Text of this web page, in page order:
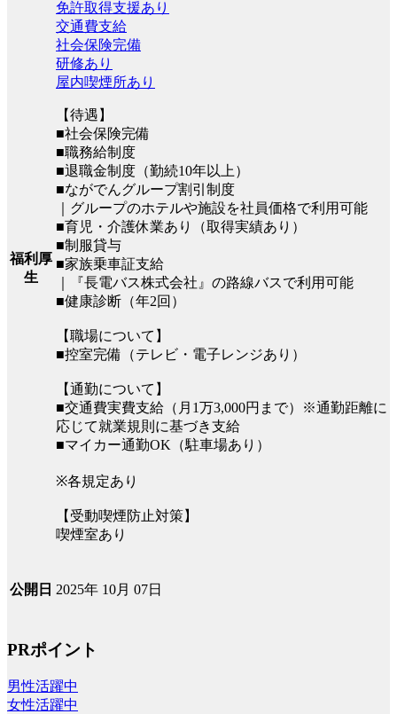
福利厚
生
免許取得支援あり
交通費支給
社会保険完備
研修あり
屋内喫煙所あり
【待遇】
■社会保険完備
■職務給制度
■退職金制度（勤続10年以上）
■ながでんグループ割引制度
｜グループのホテルや施設を社員価格で利用可能
■育児・介護休業あり（取得実績あり）
■制服貸与
■家族乗車証支給
｜『長電バス株式会社』の路線バスで利用可能
■健康診断（年2回）
【職場について】
■控室完備（テレビ・電子レンジあり）
【通勤について】
■交通費実費支給（月1万3,000円まで）※通勤距離に
応じて就業規則に基づき支給
■マイカー通勤OK（駐車場あり）
※各規定あり
【受動喫煙防止対策】
喫煙室あり
公開日 2025年 10月 07日
PRポイント
男性活躍中
女性活躍中